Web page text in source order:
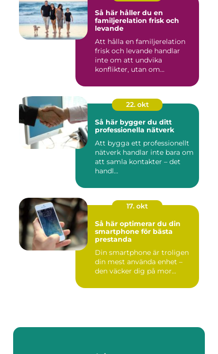
Så här håller du en
familjerelation frisk och
levande
Att hålla en familjerelation
frisk och levande handlar
inte om att undvika
konflikter, utan om...
22. okt
Så här bygger du ditt
professionella nätverk
Att bygga ett professionellt
nätverk handlar inte bara om
att samla kontakter – det
handl...
17. okt
Så här optimerar du din
smartphone för bästa
prestanda
Din smartphone är troligen
din mest använda enhet –
den väcker dig på mor...